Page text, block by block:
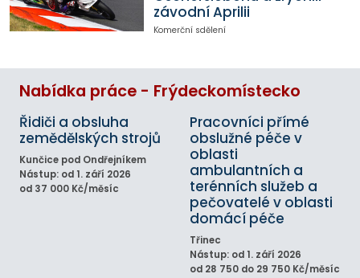
závodní Aprilii
Komerční sdělení
Nabídka práce - Frýdeckomístecko
Řidiči a obsluha
zemědělských strojů
Kunčice pod Ondřejníkem
Nástup: od 1. září 2026
od 37 000 Kč/měsíc
Pracovníci přímé
obslužné péče v
oblasti
ambulantních a
terénních služeb a
pečovatelé v oblasti
domácí péče
Třinec
Nástup: od 1. září 2026
od 28 750 do 29 750 Kč/měsíc